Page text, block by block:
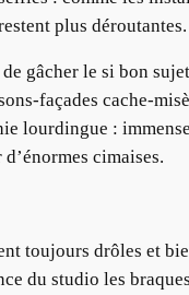
plus déroutantes.
gâcher le si bon
façades cache-
lourdingue :
cimaises.
toujours drôles et
du studio les